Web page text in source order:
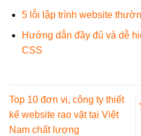
5 lỗi lập trình website
Hướng dẫn đầy đủ và dễ
CSS
Top 10 đơn vị, công ty thiết
kế website rao vặt tại Việt
Nam chất lượng